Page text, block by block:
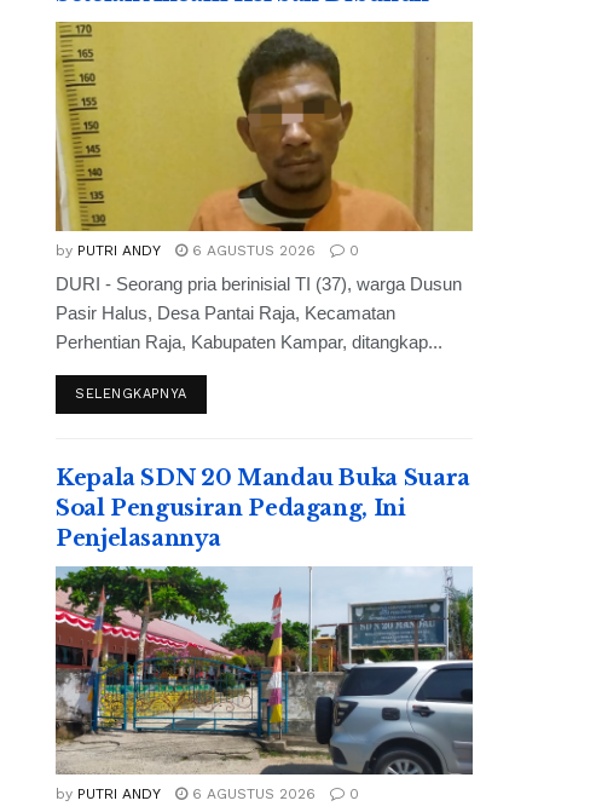
by PUTRI ANDY 6 AGUSTUS 2026 0
DURI - Seorang pria berinisial TI (37), warga Dusun
Pasir Halus, Desa Pantai Raja, Kecamatan
Perhentian Raja, Kabupaten Kampar, ditangkap...
SELENGKAPNYA
Kepala SDN 20 Mandau Buka Suara
Soal Pengusiran Pedagang, Ini
Penjelasannya
by PUTRI ANDY 6 AGUSTUS 2026 0